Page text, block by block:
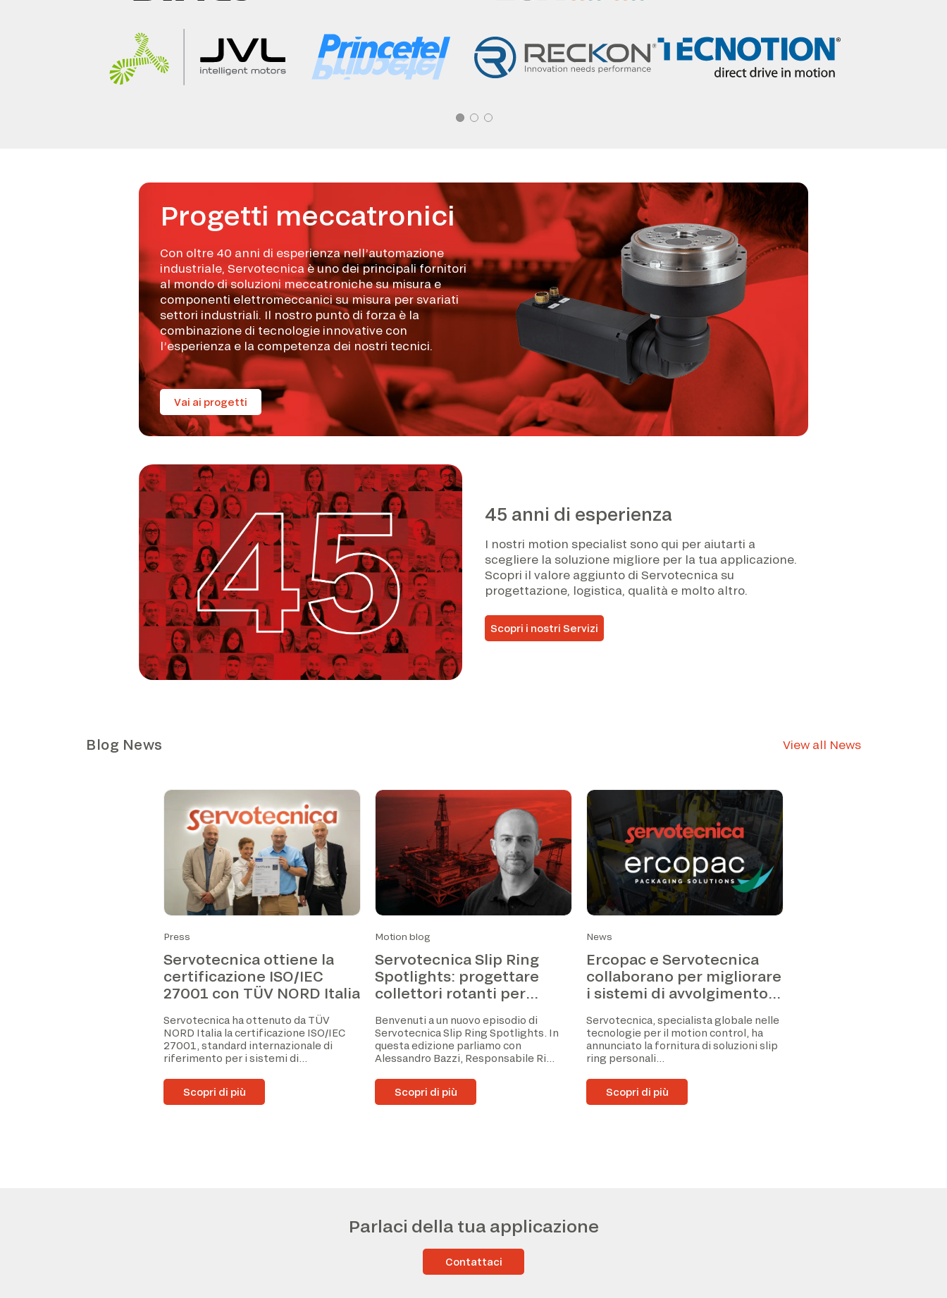
Progetti meccatronici
Con oltre 40 anni di esperienza nell’automazione
industriale, Servotecnica è uno dei principali fornitori
al mondo di soluzioni meccatroniche su misura e
componenti elettromeccanici su misura per svariati
settori industriali. Il nostro punto di forza è la
combinazione di tecnologie innovative con
l’esperienza e la competenza dei nostri tecnici.
Vai ai progetti
45 anni di esperienza
I nostri motion specialist sono qui per aiutarti a
scegliere la soluzione migliore per la tua applicazione.
Scopri il valore aggiunto di Servotecnica su
progettazione, logistica, qualità e molto altro.
Scopri i nostri Servizi
Blog News View all News
Press
Servotecnica ottiene la
certificazione ISO/IEC
27001 con TÜV NORD Italia
Servotecnica ha ottenuto da TÜV
NORD Italia la certificazione ISO/IEC
27001, standard internazionale di
riferimento per i sistemi di...
Scopri di più
Motion blog
Servotecnica Slip Ring
Spotlights: progettare
collettori rotanti per
Alessandro Bazzi
Benvenuti a un nuovo episodio di
Servotecnica Slip Ring Spotlights. In
questa edizione parliamo con
Alessandro Bazzi, Responsabile Ri...
Scopri di più
News
Ercopac e Servotecnica
collaborano per migliorare
i sistemi di avvolgimento
Servotecnica, specialista globale nelle
tecnologie per il motion control, ha
annunciato la fornitura di soluzioni slip
ring personali...
Scopri di più
Parlaci della tua applicazione
Contattaci